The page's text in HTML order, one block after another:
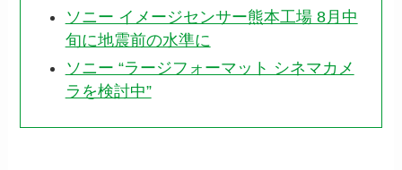
ソニー イメージセンサー熊本工場 8月中
旬に地震前の水準に
ソニー “ラージフォーマット シネマカメ
ラを検討中”